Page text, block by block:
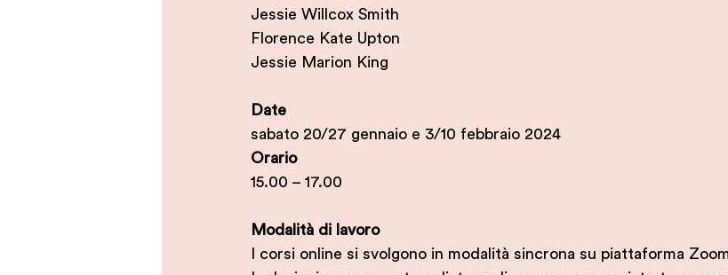
Jessie Willcox Smith
Florence Kate Upton
Jessie Marion King
Date
sabato 20/27 gennaio e 3/10 febbraio 2024
Orario
15.00 – 17.00
Modalità di lavoro
I corsi online si svolgono in modalità sincrona su piattaforma